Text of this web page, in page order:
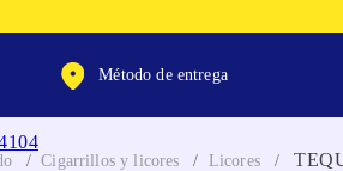
Método de entrega
Cigarrillos y licores Licores